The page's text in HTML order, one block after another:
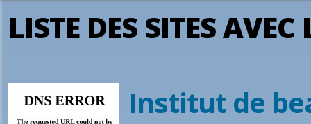
LISTE DES SITES
Institut de